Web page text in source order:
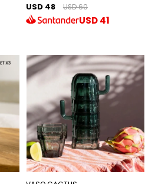
USD 48 USD 60
USD41